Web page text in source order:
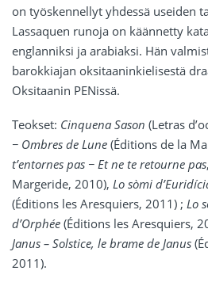
on työskennellyt yhdessä useiden
Lassaquen runoja on käännetty
englanniksi ja arabiaksi. Hän
barokkiajan oksitaaninkielisestä
Oksitaanin PENissä.
Teokset: Cinquena Sason (Letras
− Ombres de Lune (Éditions de la
t’entornes pas − Et ne te retourne pas
Margeride, 2010), Lo sòmi
(Éditions les Aresquiers, 2011) ; Lo
d’Orphée (Éditions les Aresquiers,
Janus – Solstice, le brame de Janus
2011).